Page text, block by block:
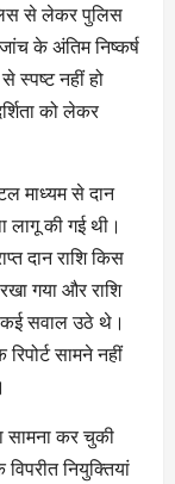
से लेकर पुलिस
के अंतिम निष्कर्ष
स्पष्ट नहीं हो
को लेकर
माध्यम से दान
लागू की गई थी।
दान राशि किस
गया और राशि
कई सवाल उठे थे।
सामने नहीं
सामना कर चुकी
नियुक्तियां